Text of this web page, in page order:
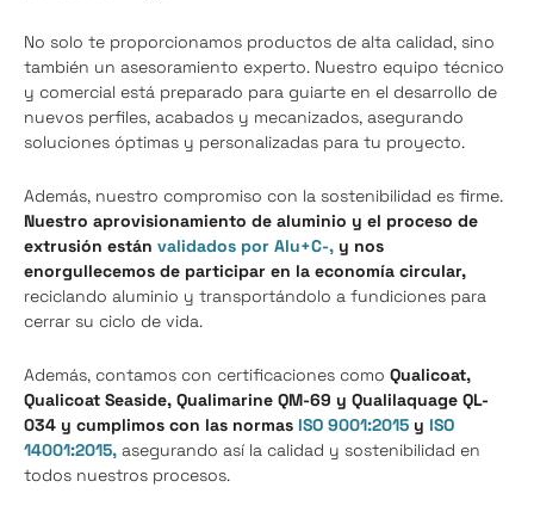
No solo te proporcionamos productos de alta calidad, sino
también un asesoramiento experto. Nuestro equipo técnico
y comercial está preparado para guiarte en el desarrollo de
nuevos perfiles, acabados y mecanizados, asegurando
soluciones óptimas y personalizadas para tu proyecto.
Además, nuestro compromiso con la sostenibilidad es firme.
Nuestro aprovisionamiento de aluminio y el proceso de
extrusión están validados por Alu+C-, y nos
enorgullecemos de participar en la economía circular,
reciclando aluminio y transportándolo a fundiciones para
cerrar su ciclo de vida.
Además, contamos con certificaciones como Qualicoat,
Qualicoat Seaside, Qualimarine QM-69 y Qualilaquage QL-
034 y cumplimos con las normas ISO 9001:2015 y ISO
14001:2015, asegurando así la calidad y sostenibilidad en
todos nuestros procesos.